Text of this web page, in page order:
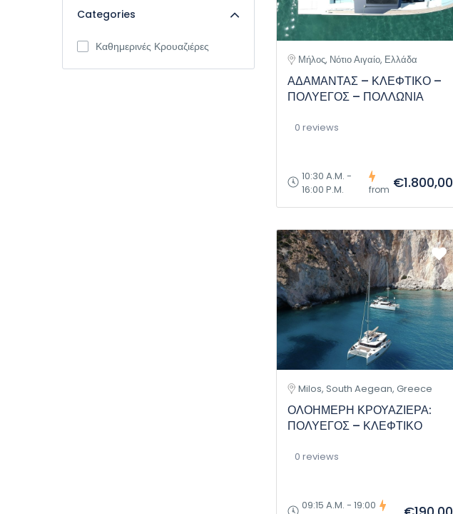
Categories
Καθημερινές Κρουαζιέρες
Μήλος, Νότιο Αιγαίο, Ελλάδα
ΑΔΑΜΑΝΤΑΣ – ΚΛΕΦΤΙΚΟ –
ΠΟΛΥΕΓΟΣ – ΠΟΛΛΩΝΙΑ
0 reviews
10:30 A.M. -
16:00 P.M.
from €1.800,00
Milos, South Aegean, Greece
ΟΛΟΗΜΕΡΗ ΚΡΟΥΑΖΙΕΡΑ:
ΠΟΛΥΕΓΟΣ – ΚΛΕΦΤΙΚΟ
0 reviews
09:15 A.M. - 19:00